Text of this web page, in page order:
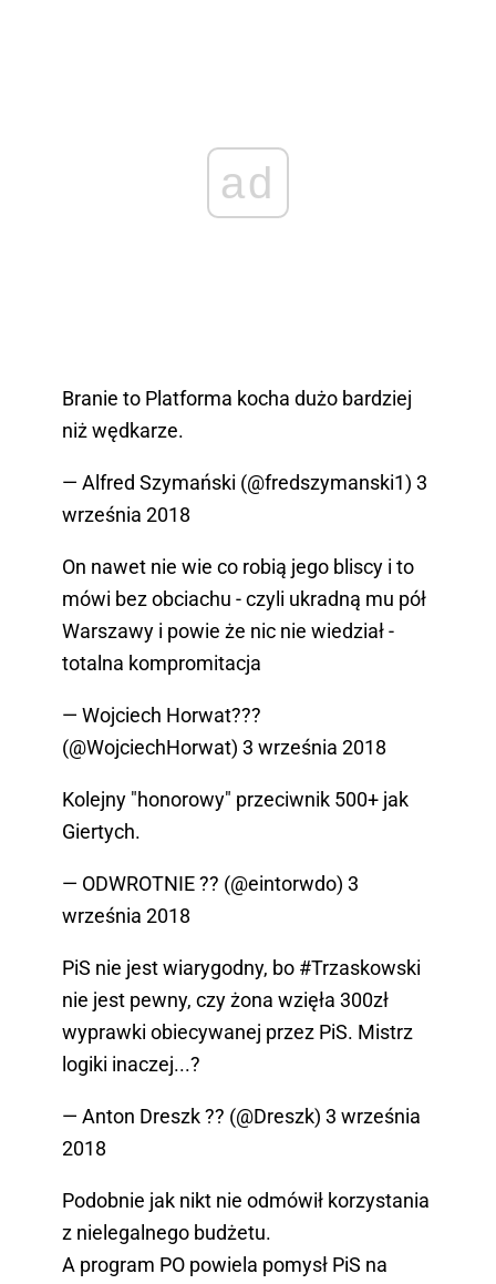
ad
Branie to Platforma kocha dużo bardziej
niż wędkarze.
— Alfred Szymański (@fredszymanski1) 3
września 2018
On nawet nie wie co robią jego bliscy i to
mówi bez obciachu - czyli ukradną mu pół
Warszawy i powie że nic nie wiedział -
totalna kompromitacja
— Wojciech Horwat???
(@WojciechHorwat) 3 września 2018
Kolejny "honorowy" przeciwnik 500+ jak
Giertych.
— ODWROTNIE ?? (@eintorwdo) 3
września 2018
PiS nie jest wiarygodny, bo #Trzaskowski
nie jest pewny, czy żona wzięła 300zł
wyprawki obiecywanej przez PiS. Mistrz
logiki inaczej...?
— Anton Dreszk ?? (@Dreszk) 3 września
2018
Podobnie jak nikt nie odmówił korzystania
z nielegalnego budżetu.
A program PO powiela pomysł PiS na